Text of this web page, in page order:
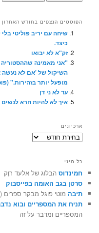
הפוסטים הנצפים בחודש האחרון
שיחה עם יריב פוליטי
כיצד.
זק"א לא יבואו
"אני מאמינה
השיקול של 'אם לא נעשה
מופעל יותר בזהירות."
עד לא ני דן
איך לא להיות חרא
ארכיונים
ארכיונים
כל מיני
חמינדוס הבלוג של אלעד רוֶק
סרטן בגב האומה בפייסבוק
תיבה מוטי פוגל מבקר ספרים
תניח את המספריים ובוא
המספריים ומדבר על זה